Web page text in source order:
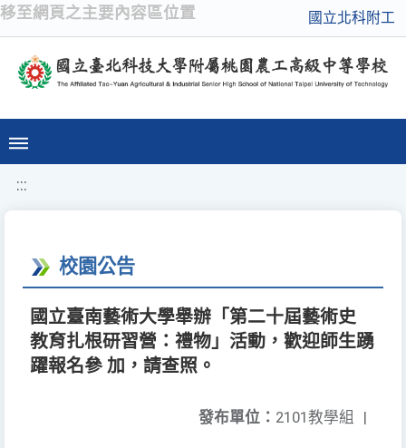
移至網頁之主要內容區位置 國立北科附工
:::
校園公告
國立臺南藝術大學舉辦「第二十屆藝術史
教育扎根研習營：禮物」活動，歡迎師生踴
躍報名參 加，請查照。
發布單位： 2101教學組 |